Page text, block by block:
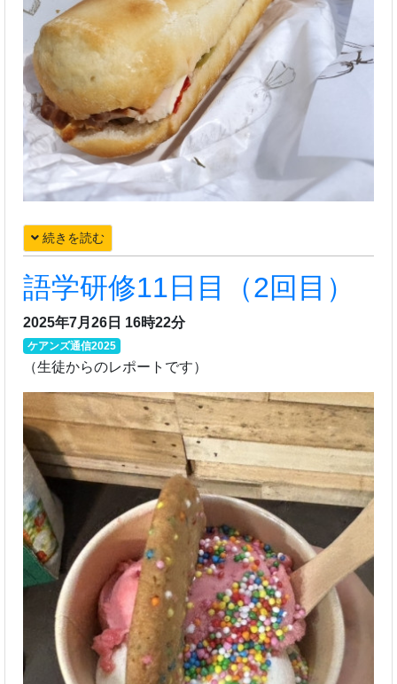
続きを読む
語学研修11日目（2回目）
2025年7月26日 16時22分
ケアンズ通信2025
（生徒からのレポートです）